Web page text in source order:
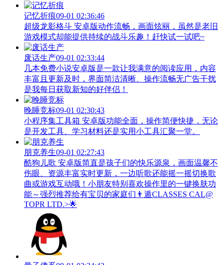
记忆折痕09-01 02:36:46
超级龙影格斗 安卓版动作流畅，画面炫丽，虽然是老旧
游戏模式却能提供持续的战斗乐趣！赶快试一试吧~
废话生产09-01 02:33:44
几本免费小说安卓版是一款让我满意的阅读应用，内容
丰富且更新及时，界面简洁清晰、操作流畅无广告干扰
是我每日获取新知的好伴侣！
晚睡竞标09-01 02:30:43
小程序集工具箱 安卓版功能全面，操作简便快捷，无论
是开发工具、学习材料还是实用小工具汇聚一堂。
朋克养生09-01 02:27:43
酷狗儿歌 安卓版简直是孩子们的快乐源泉，画面温馨不
伤眼、资源丰富实时更新，一边听歌还能摇一摇切换歌
曲或游戏互动哦！小朋友特别喜欢操作里的一键换肤功
能～强烈推荐给有宝贝的家庭们👨‍遁️CLASSES CAL@
TOPR LTD.>🌟